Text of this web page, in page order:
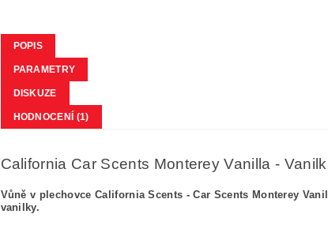
POPIS
PARAMETRY
DISKUZE
HODNOCENÍ (1)
California Car Scents Monterey Vanilla -
Vůně v plechovce California Scents - Car Scents Monterey
vanilky.